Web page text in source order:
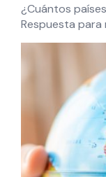
¿Cuántos
Respuesta para